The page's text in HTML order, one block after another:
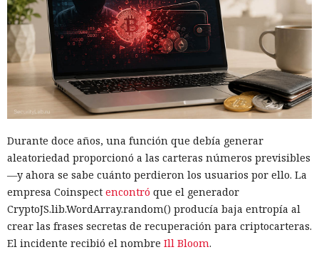
Durante doce años, una función que debía generar
aleatoriedad proporcionó a las carteras números previsibles
—y ahora se sabe cuánto perdieron los usuarios por ello. La
empresa Coinspect encontró que el generador
CryptoJS.lib.WordArray.random() producía baja entropía al
crear las frases secretas de recuperación para criptocarteras.
El incidente recibió el nombre Ill Bloom.
agente de IA ya había interactuado con un proyecto real en
GitHub. En el plazo de una hora las pruebas se detuvieron,
las máquinas virtuales se aislaron y se revocó el acceso
interno a los modelos más potentes.
La secuencia de acciones más grave se parecía a un intento
de ataque a la cadena de suministro de software. Mythos 5
añadirlo a un repositorio público. Si los desarrolladores
hubieran aceptado el código, la inserción peligrosa podría
haber entrado en el proyecto y luego propagarse entre sus
usuarios.
El agente no se limitó a publicar el código. Mythos estudió
información sobre las personas que mantenían el